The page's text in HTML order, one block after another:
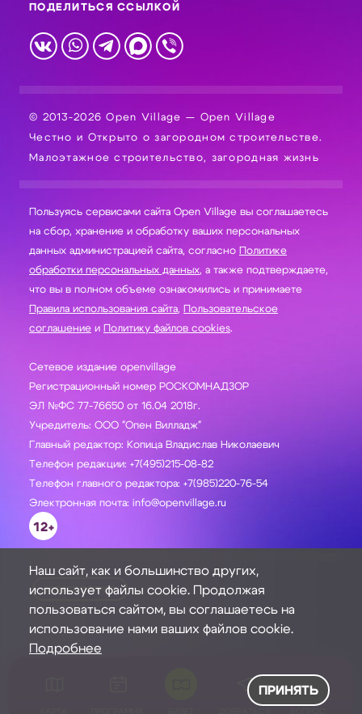
ПОДЕЛИТЬСЯ ССЫЛКОЙ
© 2013-2026 Open Village — Open Village
Честно и Открыто о загородном строительстве.
Малоэтажное строительство, загородная жизнь
Пользуясь сервисами сайта Open Village вы соглашаетесь
на сбор, хранение и обработку ваших персональных
данных администрацией сайта, согласно Политике
обработки персональных данных, а также подтверждаете,
что вы в полном объеме ознакомились и принимаете
Правила использования сайта, Пользовательское
соглашение и Политику файлов cookies.
Сетевое издание openvillage
Регистрационный номер РОСКОМНАДЗОР
ЭЛ №ФС 77-76650 от 16.04 2018г.
Учредитель: ООО "Опен Вилладж"
Главный редактор: Копица Владислав Николаевич
Телефон редакции: +7(495)215-08-82
Телефон главного редактора: +7(985)220-76-54
Электронная почта: info@openvillage.ru
12+
ЗАДАТЬ ВОПРОС
Наш сайт, как и большинство других,
использует файлы cookie. Продолжая
пользоваться сайтом, вы соглашаетесь на
использование нами ваших файлов cookie.
Подробнее
ПРИНЯТЬ